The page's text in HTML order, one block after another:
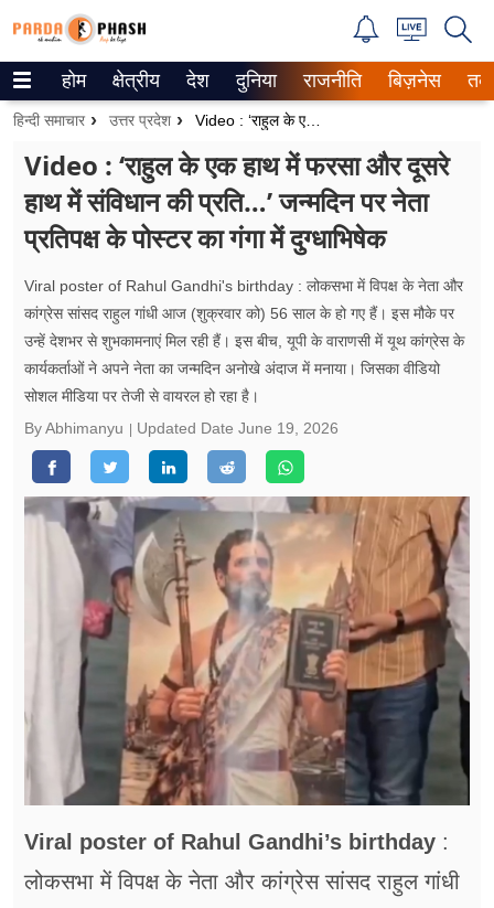
Trending on Google News
वेब स्टोरीज
उत्तर प्रदेश
गैलरी
वीडियो
रिलेशनशिप
जीवन मंत्रा
फूड
शिक्षा
अन्य खबरें
होम क्षेत्रीय देश दुनिया राजनीति बिज़नेस
हिन्दी समाचार उत्तर प्रदेश Video : ‘राहुल के एक हाथ में फरसा और दूसरे हाथ में संविधान की प्रति…’ जन्मदिन पर नेता प्रतिपक्ष के पोस्टर का गंगा में दुग्धाभिषेक
Video : ‘राहुल के एक हाथ में फरसा और दूसरे
हाथ में संविधान की प्रति…’ जन्मदिन पर नेता
प्रतिपक्ष के पोस्टर का गंगा में दुग्धाभिषेक
Viral poster of Rahul Gandhi's birthday : लोकसभा में विपक्ष के नेता और
कांग्रेस सांसद राहुल गांधी आज (शुक्रवार को) 56 साल के हो गए हैं। इस मौके पर
उन्हें देशभर से शुभकामनाएं मिल रही हैं। इस बीच, यूपी के वाराणसी में यूथ कांग्रेस के
कार्यकर्ताओं ने अपने नेता का जन्मदिन अनोखे अंदाज में मनाया। जिसका वीडियो
सोशल मीडिया पर तेजी से वायरल हो रहा है।
By Abhimanyu
Updated Date June 19, 2026
Viral poster of Rahul Gandhi’s birthday :
लोकसभा में विपक्ष के नेता और कांग्रेस सांसद राहुल गांधी